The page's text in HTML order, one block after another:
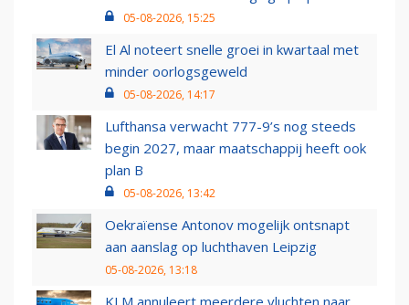
05-08-2026, 15:25
El Al noteert snelle groei in kwartaal met
minder oorlogsgeweld
05-08-2026, 14:17
Lufthansa verwacht 777-9’s nog steeds
begin 2027, maar maatschappij heeft ook
plan B
05-08-2026, 13:42
Oekraïense Antonov mogelijk ontsnapt
aan aanslag op luchthaven Leipzig
05-08-2026, 13:18